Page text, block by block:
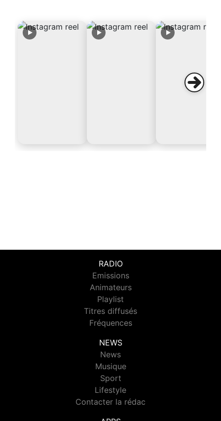
RADIO
Emissions
Animateurs
Playlist
Titres diffusés
Fréquences
NEWS
News
Musique
Sport
Lifestyle
Contacter la rédac